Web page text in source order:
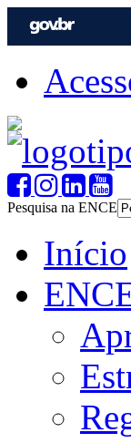
Pesquisa na ENCE
Início